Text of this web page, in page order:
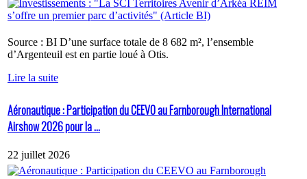
Source : BI D’une surface totale de 8 682 m², l’ensemble
d’Argenteuil est en partie loué à Otis.
Lire la suite
Aéronautique : Participation du CEEVO au Farnborough International
Airshow 2026 pour la ...
22 juillet 2026